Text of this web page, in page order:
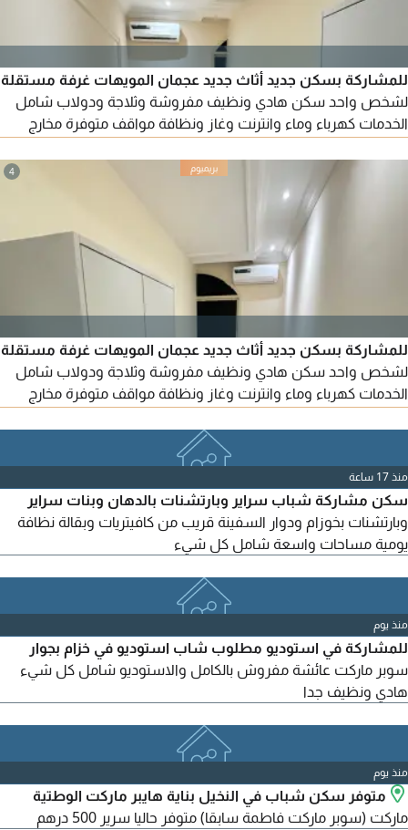
للمشاركة بسكن جديد أثاث جديد عجمان المويهات غرفة مستقلة
لشخص واحد سكن هادي ونظيف مفروشة وثلاجة ودولاب شامل
الخدمات كهرباء وماء وانترنت وغاز ونظافة مواقف متوفرة مخارج
4
للمشاركة بسكن جديد أثاث جديد عجمان المويهات غرفة مستقلة
لشخص واحد سكن هادي ونظيف مفروشة وثلاجة ودولاب شامل
الخدمات كهرباء وماء وانترنت وغاز ونظافة مواقف متوفرة مخارج
منذ 17 ساعة
سكن مشاركة شباب سراير وبارتشنات بالدهان وبنات سراير
وبارتشنات بخوزام ودوار السفينة قريب من كافيتريات وبقالة نظافة
يومية مساحات واسعة شامل كل شيء
منذ يوم
للمشاركة في استوديو مطلوب شاب استوديو في خزام بجوار
سوبر ماركت عائشة مفروش بالكامل والاستوديو شامل كل شيء
هادي ونظيف جدا
منذ يوم
متوفر سكن شباب في النخيل بناية هايبر ماركت الوطتية
ماركت (سوبر ماركت فاطمة سابقا) متوفر حاليا سرير 500 درهم